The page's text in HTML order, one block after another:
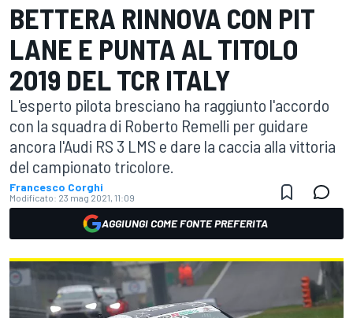
BETTERA RINNOVA CON PIT
LANE E PUNTA AL TITOLO
2019 DEL TCR ITALY
L'esperto pilota bresciano ha raggiunto l'accordo
con la squadra di Roberto Remelli per guidare
ancora l'Audi RS 3 LMS e dare la caccia alla vittoria
del campionato tricolore.
Francesco Corghi
Modificato: 23 mag 2021, 11:09
AGGIUNGI COME FONTE PREFERITA